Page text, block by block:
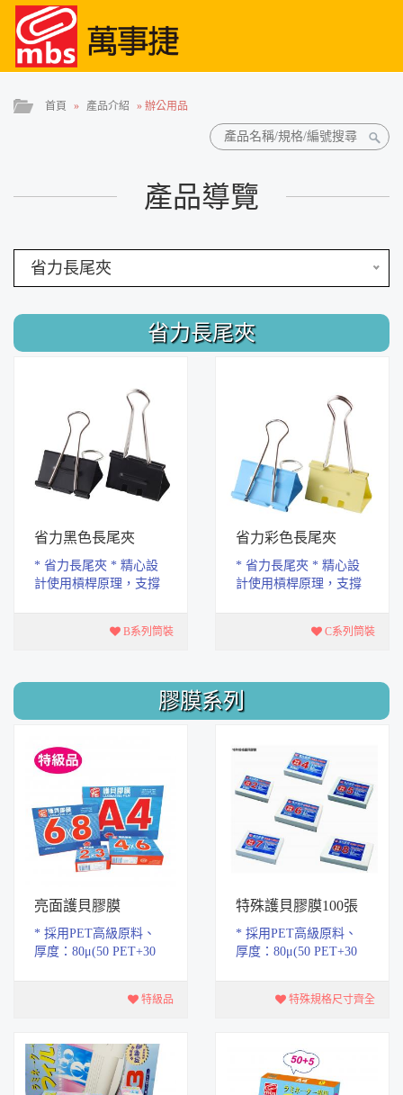
首頁 » 產品介紹 » 辦公用品
產品導覽
省力長尾夾
省力長尾夾
省力黑色長尾夾
* 省力長尾夾 * 精心設
計使用槓桿原理，支撐
力堅固，不易鬆...B系列筒裝
省力彩色長尾夾
* 省力長尾夾 * 精心設
計使用槓桿原理，支撐
力堅固，不易鬆...C系列筒裝
膠膜系列
亮面護貝膠膜
* 採用PET高級原料、
厚度：80μ(50 PET+30
(無塑化劑，無重金...特級品
特殊護貝膠膜100張
入
* 採用PET高級原料、
厚度：80μ(50 PET+30
(無塑化劑，無重金...
特殊規格尺寸齊全